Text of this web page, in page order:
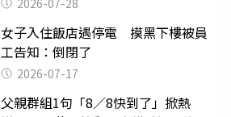
2026-07-28
女子入住飯店遇停電 摸黑下樓被員
工告知：倒閉了
2026-07-17
父親群組1句「8／8快到了」掀熱